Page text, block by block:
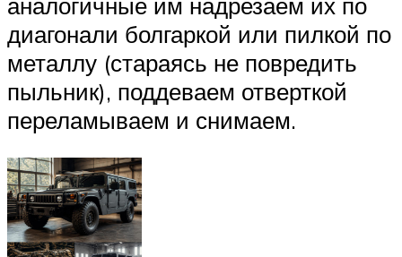
диагонали болгаркой или пилкой по
металлу (стараясь не повредить
пыльник), поддеваем отверткой
переламываем и снимаем.